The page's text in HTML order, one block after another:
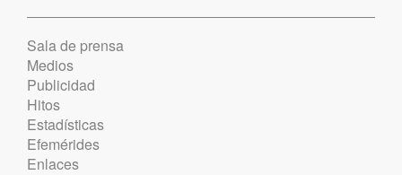
Sala de prensa
Medios
Publicidad
Hitos
Estadísticas
Efemérides
Enlaces